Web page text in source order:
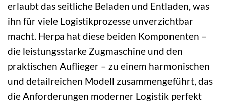
erlaubt das seitliche Beladen und Entladen, was
ihn für viele Logistikprozesse unverzichtbar
macht. Herpa hat diese beiden Komponenten –
die leistungsstarke Zugmaschine und den
praktischen Auflieger – zu einem harmonischen
und detailreichen Modell zusammengeführt, das
die Anforderungen moderner Logistik perfekt